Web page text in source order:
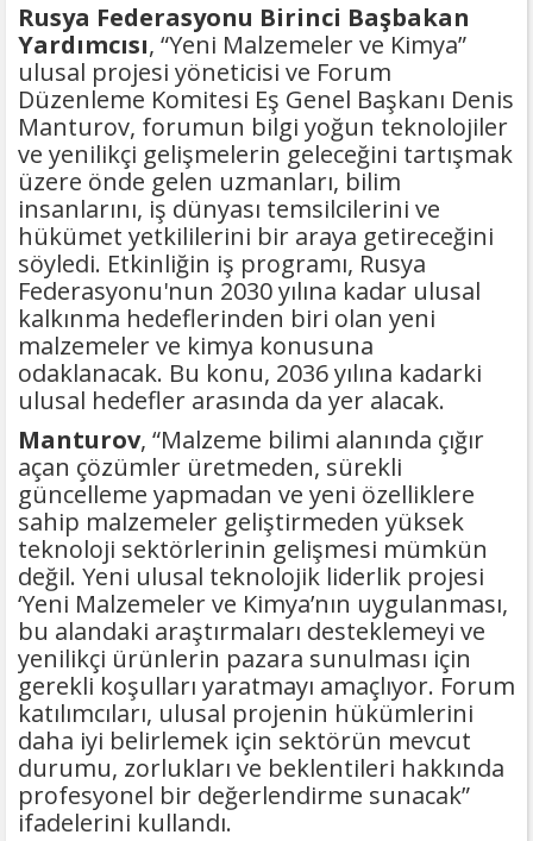
Rusya Federasyonu Birinci Başbakan
Yardımcısı, “Yeni Malzemeler ve Kimya”
ulusal projesi yöneticisi ve Forum
Düzenleme Komitesi Eş Genel Başkanı Denis
Manturov, forumun bilgi yoğun teknolojiler
ve yenilikçi gelişmelerin geleceğini tartışmak
üzere önde gelen uzmanları, bilim
insanlarını, iş dünyası temsilcilerini ve
hükümet yetkililerini bir araya getireceğini
söyledi. Etkinliğin iş programı, Rusya
Federasyonu'nun 2030 yılına kadar ulusal
kalkınma hedeflerinden biri olan yeni
malzemeler ve kimya konusuna
odaklanacak. Bu konu, 2036 yılına kadarki
ulusal hedefler arasında da yer alacak.
Manturov, “Malzeme bilimi alanında çığır
açan çözümler üretmeden, sürekli
güncelleme yapmadan ve yeni özelliklere
sahip malzemeler geliştirmeden yüksek
teknoloji sektörlerinin gelişmesi mümkün
değil. Yeni ulusal teknolojik liderlik projesi
‘Yeni Malzemeler ve Kimya’nın uygulanması,
bu alandaki araştırmaları desteklemeyi ve
yenilikçi ürünlerin pazara sunulması için
gerekli koşulları yaratmayı amaçlıyor. Forum
katılımcıları, ulusal projenin hükümlerini
daha iyi belirlemek için sektörün mevcut
durumu, zorlukları ve beklentileri hakkında
profesyonel bir değerlendirme sunacak”
ifadelerini kullandı.